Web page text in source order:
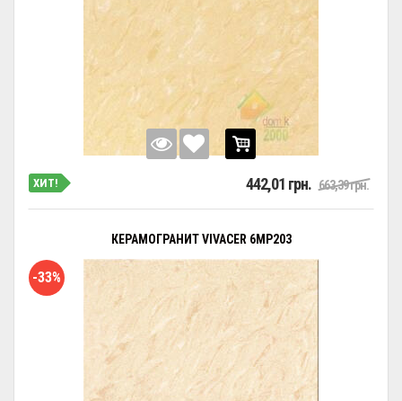
ХИТ! 442,01 грн. 663,39 грн.
КЕРАМОГРАНИТ VIVACER 6MP203
-33%